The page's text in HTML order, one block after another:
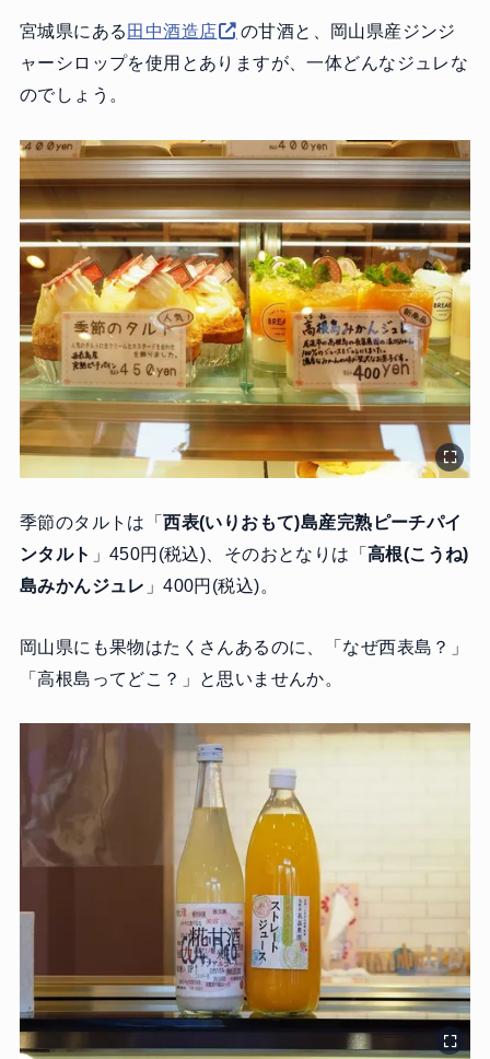
宮城県にある田中酒造店
の甘酒と、岡山県産ジンジ
ャーシロップを使用とありますが、一体どんなジュレな
のでしょう。
季節のタルトは「西表(いりおもて)島産完熟ピーチパイ
ンタルト 」450円(税込)、そのおとなりは「高根(こうね)
島みかんジュレ 」400円(税込)。
岡山県にも果物はたくさんあるのに、「なぜ西表島？」
「高根島ってどこ？」と思いませんか。